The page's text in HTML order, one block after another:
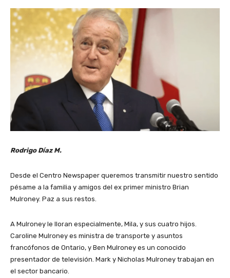
Rodrigo Díaz M.
Desde el Centro Newspaper queremos transmitir nuestro sentido
pésame a la familia y amigos del ex primer ministro Brian
Mulroney. Paz a sus restos.
A Mulroney le lloran especialmente, Mila, y sus cuatro hijos.
Caroline Mulroney es ministra de transporte y asuntos
francófonos de Ontario, y Ben Mulroney es un conocido
presentador de televisión. Mark y Nicholas Mulroney trabajan en
el sector bancario.